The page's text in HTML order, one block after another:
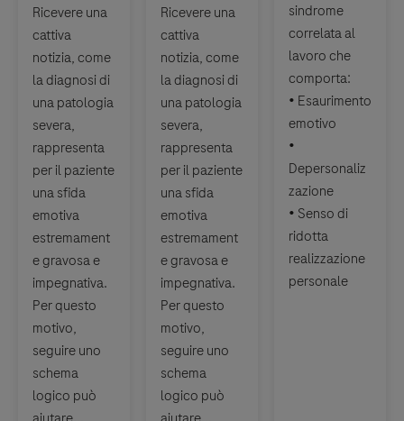
Ricevere una
cattiva
notizia, come
la diagnosi di
una patologia
severa,
rappresenta
per il paziente
una sfida
emotiva
estremament
e gravosa e
impegnativa.
Per questo
motivo,
seguire uno
schema
logico può
Ricevere una
cattiva
notizia, come
la diagnosi di
una patologia
severa,
rappresenta
per il paziente
una sfida
emotiva
estremament
e gravosa e
impegnativa.
Per questo
motivo,
seguire uno
schema
logico può
sindrome
correlata al
lavoro che
comporta:
• Esaurimento
emotivo
•
Depersonaliz
zazione
• Senso di
ridotta
realizzazione
personale